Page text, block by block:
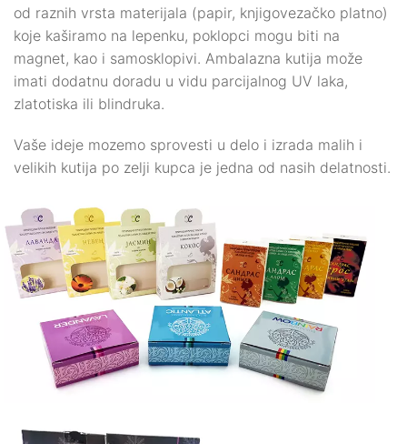
od raznih vrsta materijala (papir, knjigovezačko platno)
koje kaširamo na lepenku, poklopci mogu biti na
magnet, kao i samosklopivi. Ambalazna kutija može
imati dodatnu doradu u vidu parcijalnog UV laka,
zlatotiska ili blindruka.
Vaše ideje mozemo sprovesti u delo i izrada malih i
velikih kutija po zelji kupca je jedna od nasih delatnosti.